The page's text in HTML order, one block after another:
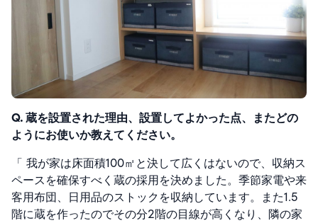
Q. 蔵を設置された理由、設置してよかった点、またどの
ようにお使いか教えてください。
「 我が家は床面積100㎡と決して広くはないので、収納ス
ペースを確保すべく蔵の採用を決めました。季節家電や来
客用布団、日用品のストックを収納しています。また1.5
階に蔵を作ったのでその分2階の目線が高くなり、隣の家